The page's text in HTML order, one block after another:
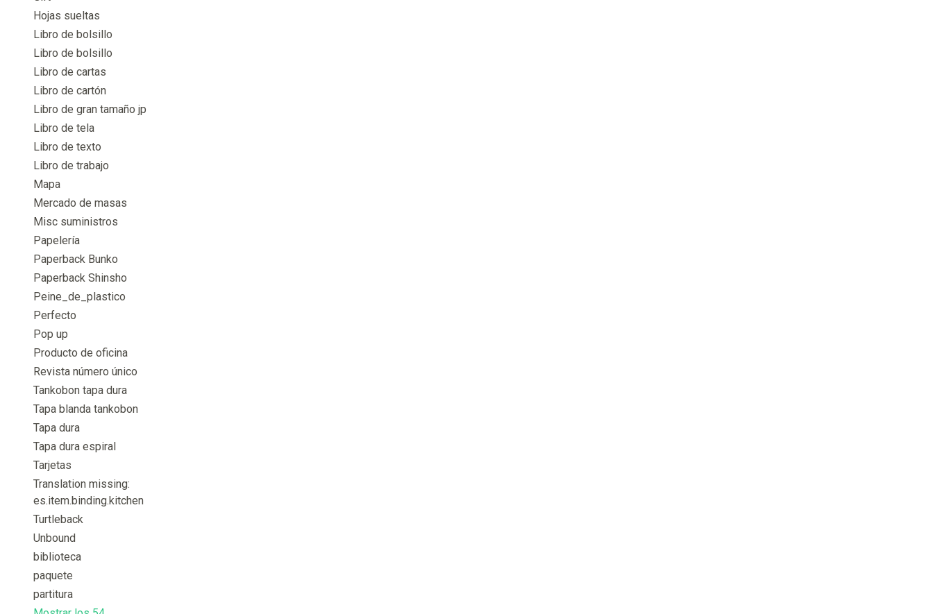
Hojas sueltas
Libro de bolsillo
Libro de bolsillo
Libro de cartas
Libro de cartón
Libro de gran tamaño jp
Libro de tela
Libro de texto
Libro de trabajo
Mapa
Mercado de masas
Misc suministros
Papelería
Paperback Bunko
Paperback Shinsho
Peine_de_plastico
Perfecto
Pop up
Producto de oficina
Revista número único
Tankobon tapa dura
Tapa blanda tankobon
Tapa dura
Tapa dura espiral
Tarjetas
Translation missing:
es.item.binding.kitchen
Turtleback
Unbound
biblioteca
paquete
partitura